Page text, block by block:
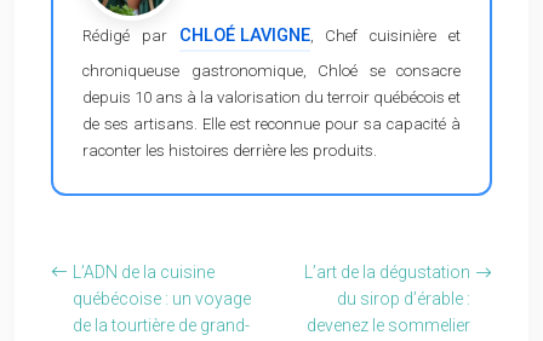
Rédigé par CHLOÉ LAVIGNE, Chef cuisinière et
chroniqueuse gastronomique, Chloé se consacre
depuis 10 ans à la valorisation du terroir québécois et
de ses artisans. Elle est reconnue pour sa capacité à
raconter les histoires derrière les produits.
L’ADN de la cuisine
québécoise : un voyage
de la tourtière de grand-
L’art de la dégustation
du sirop d’érable :
devenez le sommelier